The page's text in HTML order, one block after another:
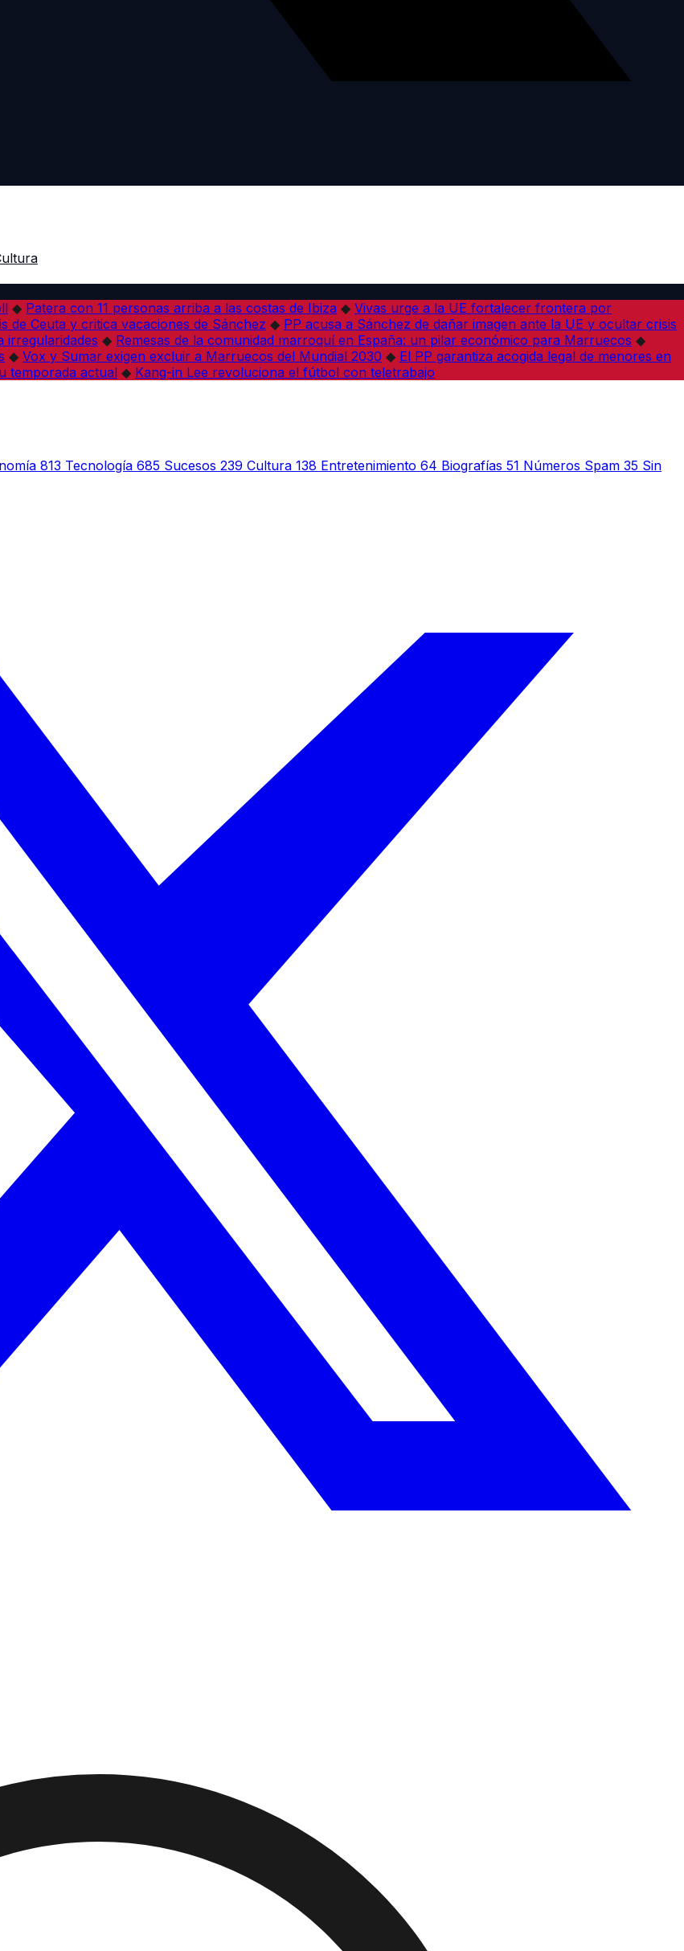
◆ Patera con 11 personas arriba a las costas de Ibiza ◆ Vivas urge a la UE fortalecer frontera por
de Ceuta y critica vacaciones de Sánchez ◆ PP acusa a Sánchez de dañar imagen ante la UE y ocultar crisis
irregularidades ◆ Remesas de la comunidad marroquí en España: un pilar económico para Marruecos ◆
◆ Vox y Sumar exigen excluir a Marruecos del Mundial 2030 ◆ El PP garantiza acogida legal de menores en
temporada actual ◆ Kang-in Lee revoluciona el fútbol con teletrabajo
813 Tecnología 685 Sucesos 239 Cultura 138 Entretenimiento 64 Biografías 51 Números Spam 35 Sin